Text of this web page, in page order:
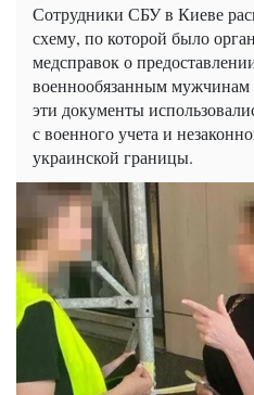
Сотрудники СБУ в Киеве
схему, по которой было
медсправок о
военнообязанным мужчинам
эти документы
с военного учета и
украинской границы.